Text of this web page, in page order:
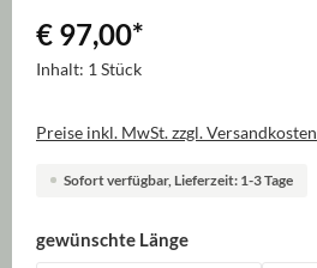
€ 97,00*
Inhalt: 1 Stück
Preise inkl. MwSt. zzgl. Versandkosten
Sofort verfügbar, Lieferzeit: 1-3 Tage
gewünschte Längeauswählen